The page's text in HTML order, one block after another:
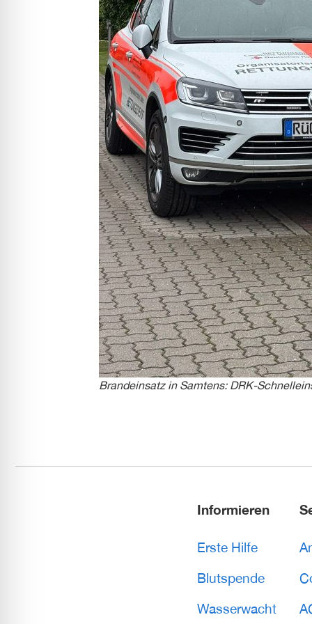
Brandeinsatz in Samtens: DRK-
Informieren
Erste Hilfe
Blutspende
Wasserwacht